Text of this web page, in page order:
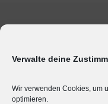
Verwalte deine
Wir verwenden Cookies, um
optimieren.